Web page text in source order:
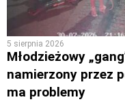
5 sierpnia 2026
Młodzieżowy
namierzony przez
ma problemy